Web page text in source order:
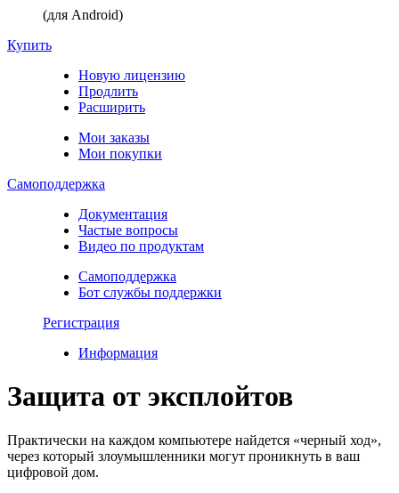
(для Android)
Купить
Новую лицензию
Продлить
Расширить
Мои заказы
Мои покупки
Самоподдержка
Документация
Частые вопросы
Видео по продуктам
Самоподдержка
Бот службы поддержки
Регистрация
Информация
Защита от эксплойтов
Практически на каждом компьютере найдется «черный ход»,
через который злоумышленники могут проникнуть в ваш
цифровой дом.